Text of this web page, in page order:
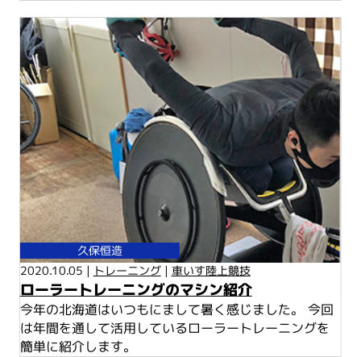
久保恒造
2020.10.05 | トレーニング| 車いす陸上競技
ローラートレーニングのマシン紹介
今年の北海道はいつもにまして暑く感じました。 今回
は年間を通して活用しているローラートレーニングを
簡単に紹介します。